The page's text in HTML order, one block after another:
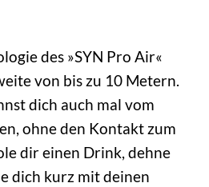
des »SYN Pro Air«
von bis zu 10 Metern.
dich auch mal vom
ohne den Kontakt zum
dir einen Drink, dehne
dich kurz mit deinen